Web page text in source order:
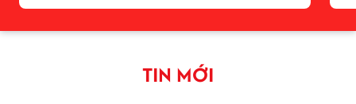
TIN MỚI